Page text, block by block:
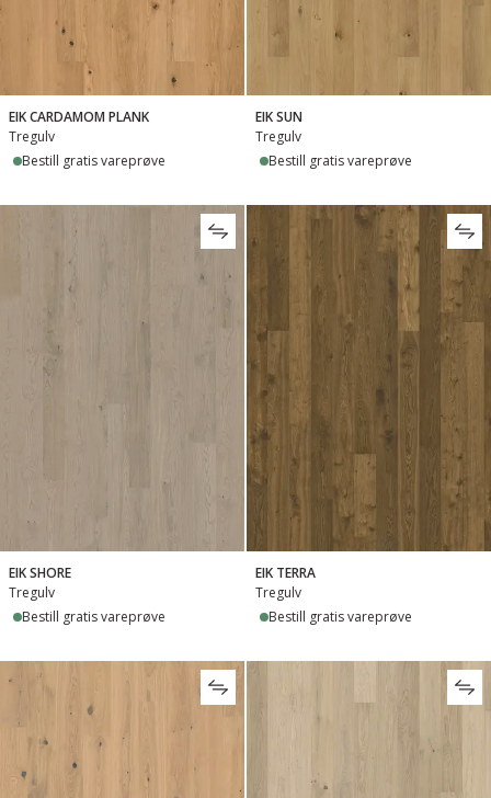
EIK CARDAMOM PLANK
Tregulv
Bestill gratis vareprøve
EIK SUN
Tregulv
Bestill gratis vareprøve
EIK SHORE
Tregulv
Bestill gratis vareprøve
EIK TERRA
Tregulv
Bestill gratis vareprøve